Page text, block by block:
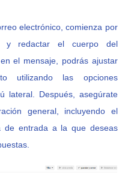
electrónico, comienza por
y redactar el cuerpo del
el mensaje, podrás ajustar
utilizando las opciones
lateral. Después, asegúrate
general, incluyendo el
de entrada a la que deseas